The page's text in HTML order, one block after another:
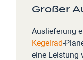
Großer
Auslieferung
Kegelrad-
eine Leistung